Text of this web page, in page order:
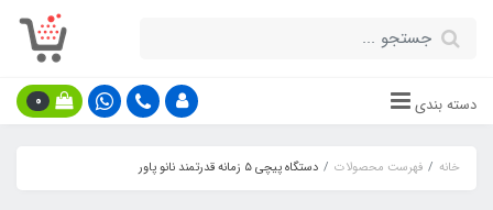
دسته بندی 0
خانه فهرست محصولات دستگاه پیچی ۵ زمانه قدرتمند نانو پاور